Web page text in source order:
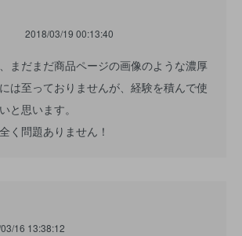
2018/03/19 00:13:40
まだまだ商品ページの画像のような濃厚
は至っておりませんが、経験を積んで使
と思います。
く問題ありません！
16 13:38:12